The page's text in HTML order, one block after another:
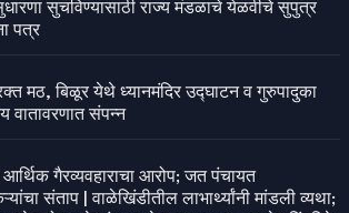
सुचविण्यासाठी राज्य मंडळाचे येळवीचे सुपुत्र
पत्र
मठ, बिळूर येथे ध्यानमंदिर उद्घाटन व गुरुपादुका
वातावरणात संपन्न
आर्थिक गैरव्यवहाराचा आरोप; जत पंचायत
संताप | वाळेखिंडीतील लाभार्थ्यांनी मांडली व्यथा;